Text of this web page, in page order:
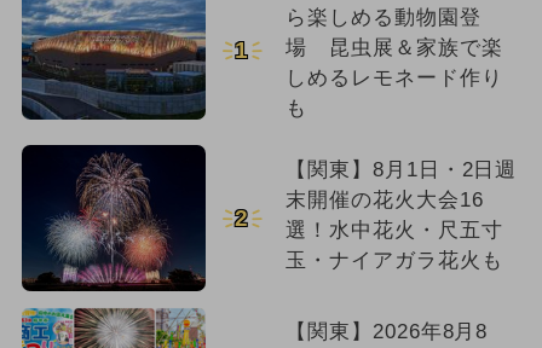
1
ら楽しめる動物園登
場 昆虫展＆家族で楽
しめるレモネード作り
も
2
【関東】8月1日・2日週
末開催の花火大会16
選！水中花火・尺五寸
玉・ナイアガラ花火も
【関東】2026年8月8